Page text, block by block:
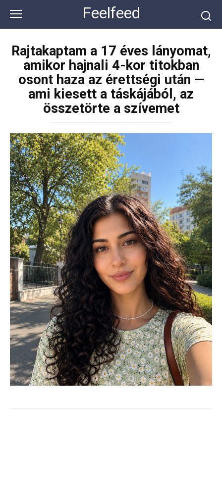
контенту
Feelfeed
Rajtakaptam a 17 éves lányomat,
amikor hajnali 4-kor titokban
osont haza az érettségi után —
ami kiesett a táskájából, az
összetörte a szívemet